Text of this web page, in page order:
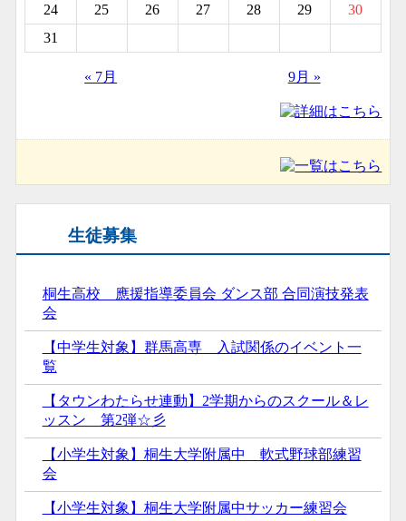
24
25 26 27 28 29
30
31
« 7月 9月 »
生徒募集
桐生高校 應援指導委員会 ダンス部 合同演技発表
会
【中学生対象】群馬高専 入試関係のイベント一
覧
【タウンわたらせ連動】2学期からのスクール＆レ
ッスン 第2弾☆彡
【小学生対象】桐生大学附属中 軟式野球部練習
会
【小学生対象】桐生大学附属中サッカー練習会